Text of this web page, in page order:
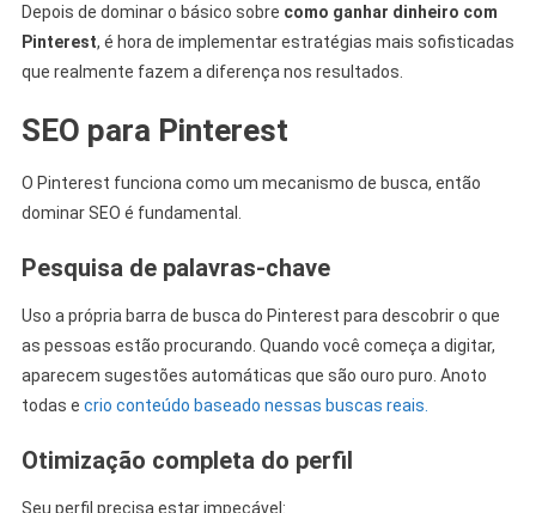
Depois de dominar o básico sobre como ganhar dinheiro com
Pinterest, é hora de implementar estratégias mais sofisticadas
que realmente fazem a diferença nos resultados.
SEO para Pinterest
O Pinterest funciona como um mecanismo de busca, então
dominar SEO é fundamental.
Pesquisa de palavras-chave
Uso a própria barra de busca do Pinterest para descobrir o que
as pessoas estão procurando. Quando você começa a digitar,
aparecem sugestões automáticas que são ouro puro. Anoto
todas e crio conteúdo baseado nessas buscas reais.
Otimização completa do perfil
Seu perfil precisa estar impecável: